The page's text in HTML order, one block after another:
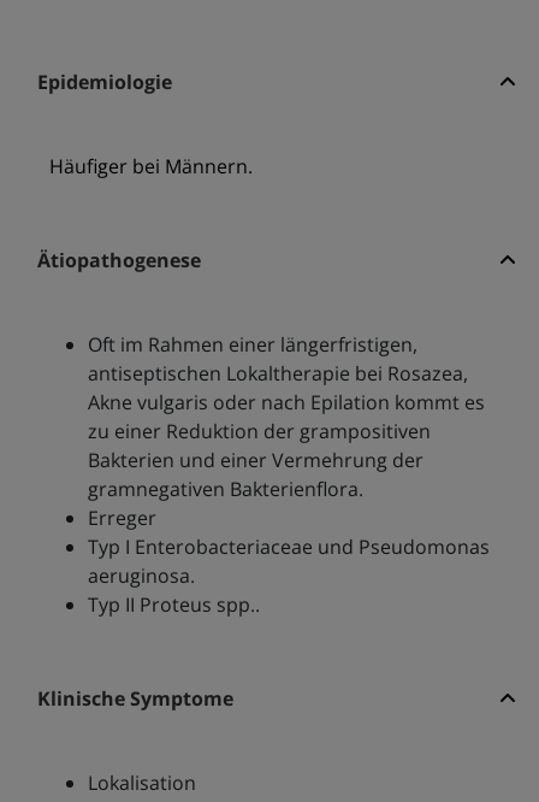
Epidemiologie
Häufiger bei Männern.
Ätiopathogenese
Oft im Rahmen einer längerfristigen,
antiseptischen Lokaltherapie bei Rosazea,
Akne vulgaris oder nach Epilation kommt es
zu einer Reduktion der grampositiven
Bakterien und einer Vermehrung der
gramnegativen Bakterienflora.
Erreger
Typ I Enterobacteriaceae und Pseudomonas
aeruginosa.
Typ II Proteus spp..
Klinische Symptome
Lokalisation